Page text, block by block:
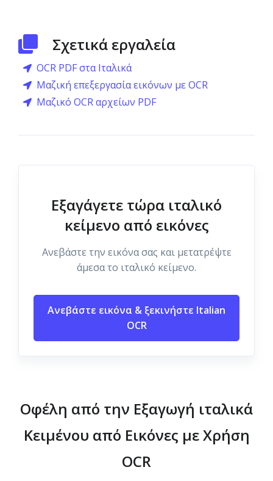
Σχετικά εργαλεία
OCR PDF στα Ιταλικά
Μαζική επεξεργασία εικόνων με OCR
Μαζικό OCR αρχείων PDF
Εξαγάγετε τώρα ιταλικό
κείμενο από εικόνες
Ανεβάστε την εικόνα σας και μετατρέψτε
άμεσα το ιταλικό κείμενο.
Ανεβάστε εικόνα & ξεκινήστε Italian
OCR
Οφέλη από την Εξαγωγή ιταλικά
Κειμένου από Εικόνες με Χρήση
OCR